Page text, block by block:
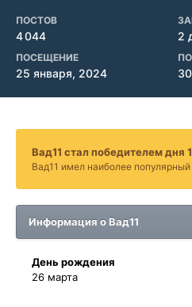
ПОСТОВ
4 044 2
ПОСЕЩЕНИЕ
25 января, 2024 30
Вад11 стал победителем дня
Вад11 имел наиболее популярный
Информация о Вад11
День рождения
26 марта